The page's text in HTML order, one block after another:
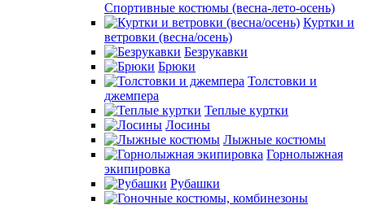
Спортивные костюмы (весна-лето-осень)
Куртки и
ветровки (весна/осень)
Безрукавки
Брюки
Толстовки и
джемпера
Теплые куртки
Лосины
Лыжные костюмы
Горнолыжная
экипировка
Рубашки